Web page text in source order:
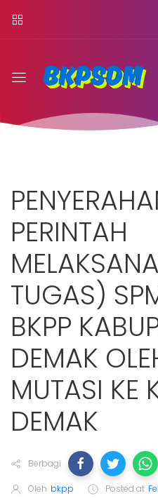
PERINTAH
TUGAS)
BKPP
DEMAK
MUTASI KE
DEMAK
Berbagi
Oleh bkpp Posted at